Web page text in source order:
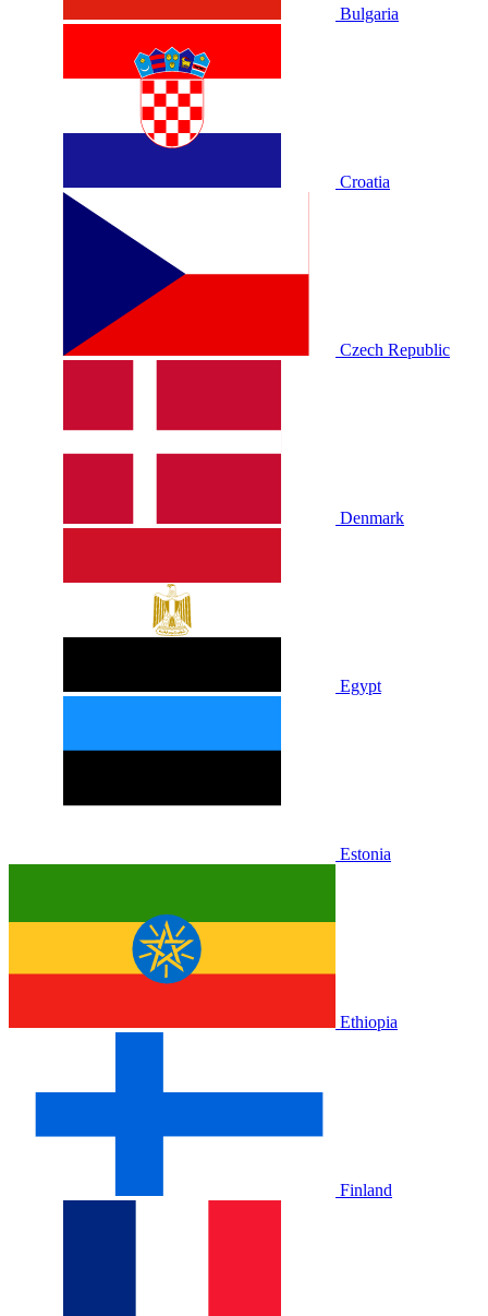
Bulgaria
Croatia
Czech Republic
Denmark
Egypt
Estonia
Ethiopia
Finland